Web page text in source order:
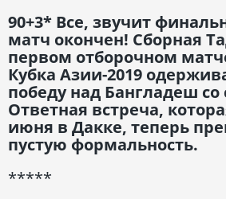
90+3* Все, звучит
матч окончен! Сборная
первом отборочном
Кубка Азии-2019
победу над Бангладеш со
Ответная встреча,
июня в Дакке, теперь
пустую формальность.
*****